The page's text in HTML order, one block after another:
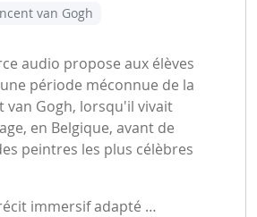
van Gogh
audio propose aux élèves
période méconnue de la
van Gogh, lorsqu'il vivait
en Belgique, avant de
peintres les plus célèbres
immersif adapté …